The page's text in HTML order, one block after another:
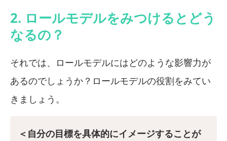
2. ロールモデルをみつけるとどう
なるの？
それでは、ロールモデルにはどのような影響力が
あるのでしょうか？ロールモデルの役割をみてい
きましょう。
＜自分の目標を具体的にイメージすることが